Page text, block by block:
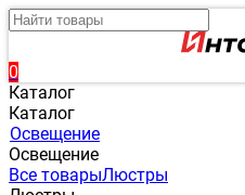
0
Каталог
Каталог
Освещение
Освещение
Все товарыЛюстры